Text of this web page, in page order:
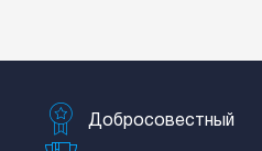
Добросовестный